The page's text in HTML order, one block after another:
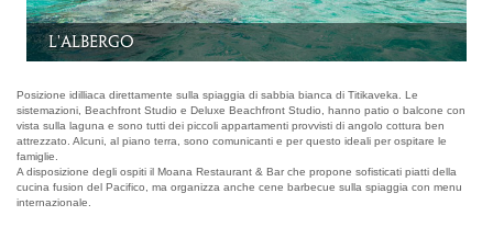
La spiaggia
Posizione idilliaca direttamente sulla spiaggia di sabbia bianca di Titikaveka. Le
sistemazioni, Beachfront Studio e Deluxe Beachfront Studio, hanno patio o balcone con
vista sulla laguna e sono tutti dei piccoli appartamenti provvisti di angolo cottura ben
attrezzato. Alcuni, al piano terra, sono comunicanti e per questo ideali per ospitare le
famiglie.
A disposizione degli ospiti il Moana Restaurant & Bar che propone sofisticati piatti della
cucina fusion del Pacifico, ma organizza anche cene barbecue sulla spiaggia con menu
internazionale.